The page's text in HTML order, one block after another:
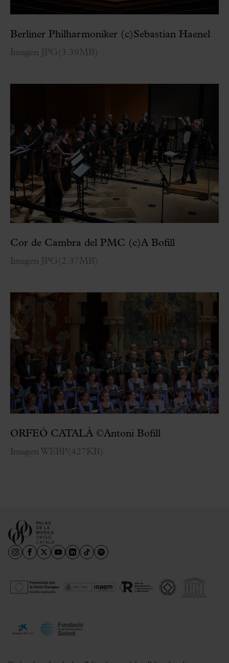
Berliner Philharmoniker (c)Sebastian Haenel
Imagen JPG (3.39MB )
Cor de Cambra del PMC (c)A Bofill
Imagen JPG (2.37MB )
ORFEÓ CATALÀ ©Antoni Bofill
Imagen WEBP(427KB )